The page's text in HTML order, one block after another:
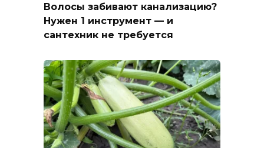
Волосы забивают канализацию?
Нужен 1 инструмент — и
сантехник не требуется